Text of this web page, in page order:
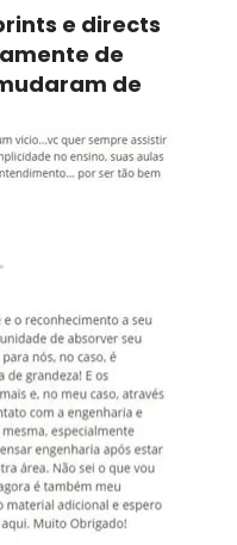
e directs
de
de